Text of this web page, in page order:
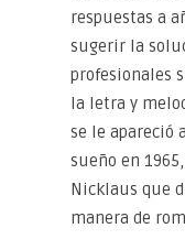
respuestas a
sugerir la
profesionales
la letra y
se le apareció
sueño en
Nicklaus que
manera de